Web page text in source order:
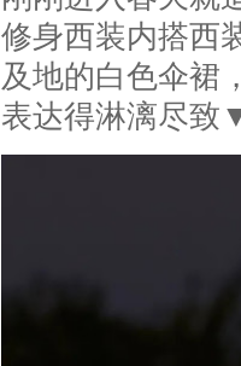
修身西装内搭西
及地的白色伞裙
表达得淋漓尽致